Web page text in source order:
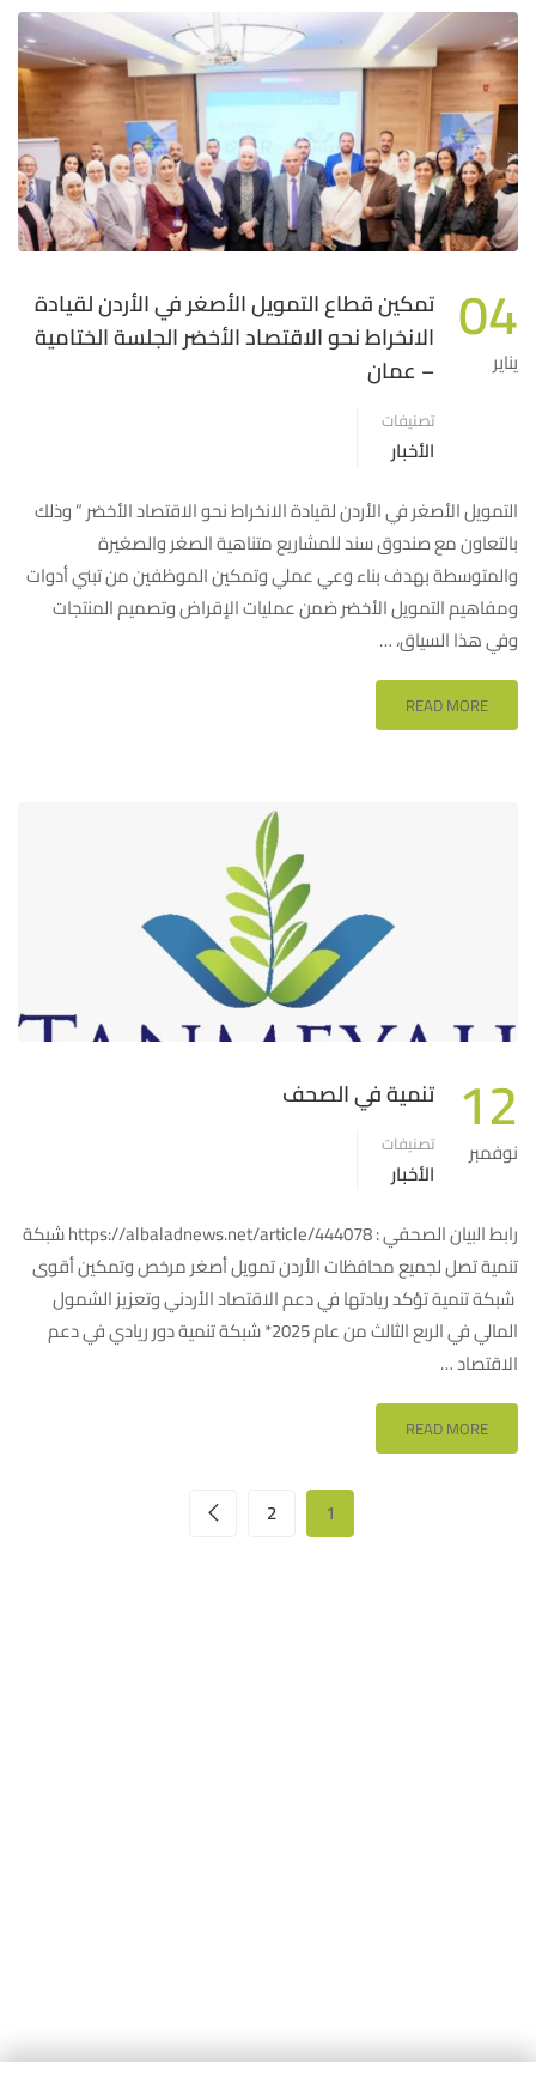
04
يناير
تمكين قطاع التمويل الأصغر في الأردن لقيادة
الانخراط نحو الاقتصاد الأخضر الجلسة الختامية
– عمان
تصنيفات
الأخبار
التمويل الأصغر في الأردن لقيادة الانخراط نحو الاقتصاد الأخضر ” وذلك
بالتعاون مع صندوق سند للمشاريع متناهية الصغر والصغيرة
والمتوسطة بهدف بناء وعي عملي وتمكين الموظفين من تبني أدوات
ومفاهيم التمويل الأخضر ضمن عمليات الإقراض وتصميم المنتجات
وفي هذا السياق، …
READ MORE
12
نوفمبر
تنمية في الصحف
تصنيفات
الأخبار
رابط البيان الصحفي : https://albaladnews.net/article/444078 شبكة
تنمية تصل لجميع محافظات الأردن تمويل أصغر مرخص وتمكين أقوى
شبكة تنمية تؤكد ريادتها في دعم الاقتصاد الأردني وتعزيز الشمول
المالي في الربع الثالث من عام 2025* شبكة تنمية دور ريادي في دعم
الاقتصاد …
READ MORE
1
2